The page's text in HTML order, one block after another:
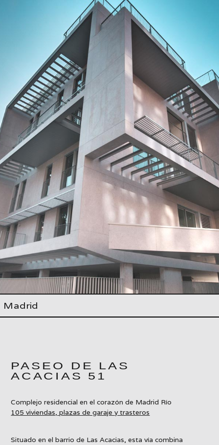
Madrid
PASEO DE LAS
ACACIAS 51
Complejo residencial en el corazón de Madrid Río
105 viviendas, plazas de garaje y trasteros
Situado en el barrio de Las Acacias, esta vía combina